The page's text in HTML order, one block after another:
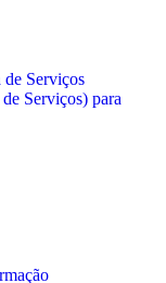
Serviços
Serviços) para